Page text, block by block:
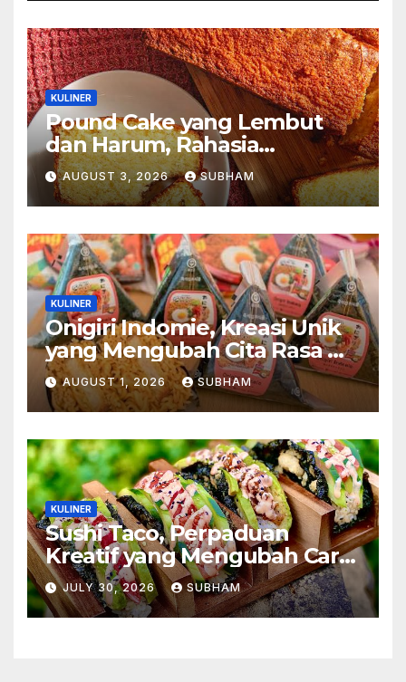
KULINER
Pound Cake yang Lembut
dan Harum, Rahasia
Kelezatan Kue Klasik yang
Tak Pernah Kehilangan
Pesona
AUGUST 3, 2026 SUBHAM
KULINER
Onigiri Indomie, Kreasi Unik
yang Mengubah Cita Rasa Mi
Favorit Menjadi Sajian
Kekinian
AUGUST 1, 2026 SUBHAM
KULINER
Sushi Taco, Perpaduan
Kreatif yang Mengubah Cara
Menikmati Hidangan Favorit
JULY 30, 2026 SUBHAM